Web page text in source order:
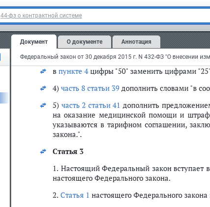
44-фз о контрактной системе
Документ О документе Аннотация
б) вчасти 4:
впункте 2цифры "30" заменить цифрами
в пункте 3цифры "30" заменить цифрами
в пункте 4 цифры "50" заменить цифрами
4) часть 8 статьи 39 дополнить словами "в
5) часть 2 статьи 41 дополнить
на оказание медицинской помощи и
указываются в тарифном соглашении,
закона.".
Статья 3
1. Настоящий Федеральный закон вступает
настоящего Федерального закона.
2. Статья 1 настоящего Федерального закона